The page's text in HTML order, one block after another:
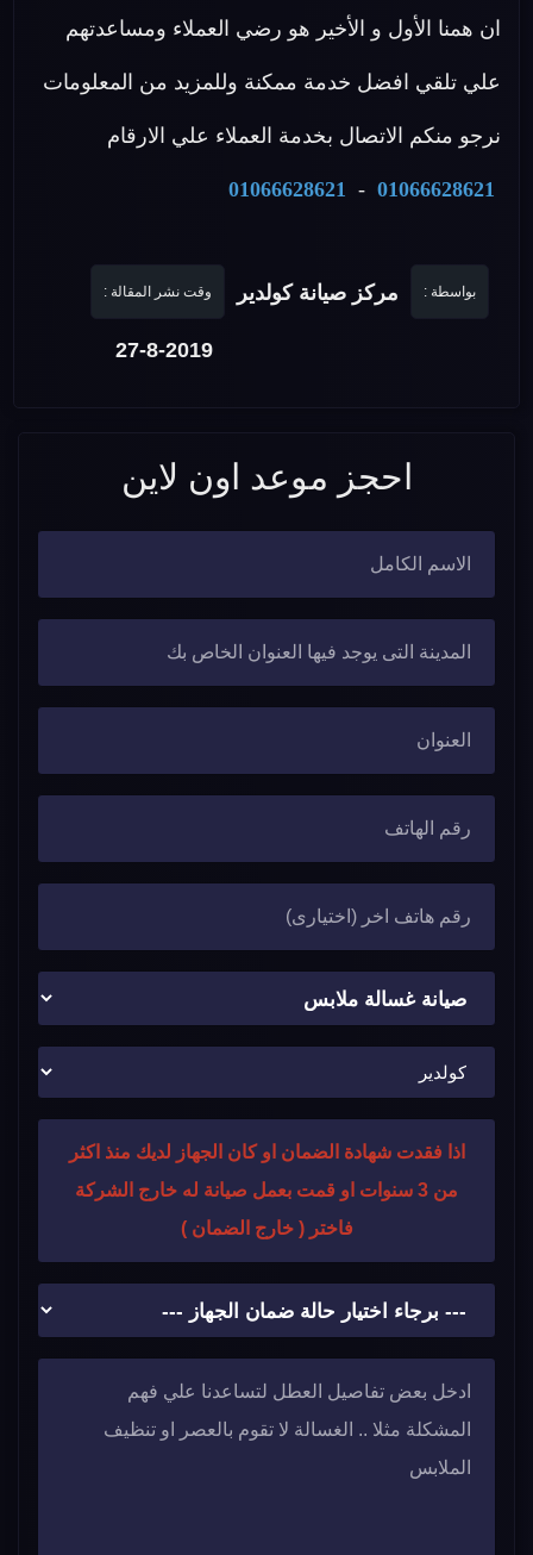
ان همنا الأول و الأخير هو رضي العملاء ومساعدتهم
علي تلقي افضل خدمة ممكنة وللمزيد من المعلومات
نرجو منكم الاتصال بخدمة العملاء علي الارقام
01066628621
-
01066628621
بواسطة : مركز صيانة كولدير وقت نشر المقالة :
27-8-2019
احجز موعد اون لاين
اذا فقدت شهادة الضمان او كان الجهاز لديك منذ اكثر
من 3 سنوات او قمت بعمل صيانة له خارج الشركة
فاختر ( خارج الضمان )